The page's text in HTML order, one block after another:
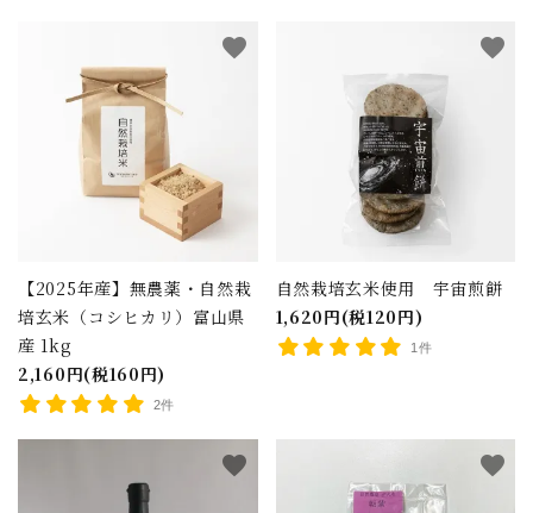
【2025年産】無農薬・自然栽
培玄米（コシヒカリ）富山県
産 1kg
2,160円(税160円)
2件
favorite
自然栽培玄米使用 宇宙煎餅
1,620円(税120円)
1件
favorite
favorite favorite
キーワード